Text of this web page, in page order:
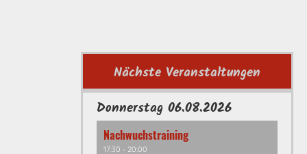
Nächste Veranstaltungen
Donnerstag 06.08.2026
Nachwuchstraining
17:30 - 20:00